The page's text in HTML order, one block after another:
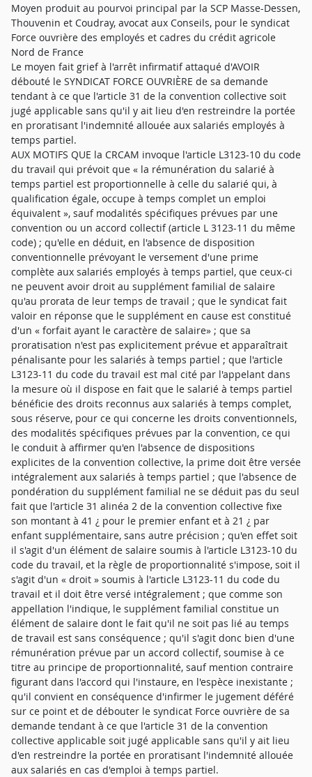
Moyen produit au pourvoi principal par la SCP Masse-Dessen,
Thouvenin et Coudray, avocat aux Conseils, pour le syndicat
Force ouvrière des employés et cadres du crédit agricole
Nord de France
Le moyen fait grief à l'arrêt infirmatif attaqué d'AVOIR
débouté le SYNDICAT FORCE OUVRIÈRE de sa demande
tendant à ce que l'article 31 de la convention collective soit
jugé applicable sans qu'il y ait lieu d'en restreindre la portée
en proratisant l'indemnité allouée aux salariés employés à
temps partiel.
AUX MOTIFS QUE la CRCAM invoque l'article L3123-10 du code
du travail qui prévoit que « la rémunération du salarié à
temps partiel est proportionnelle à celle du salarié qui, à
qualification égale, occupe à temps complet un emploi
équivalent », sauf modalités spécifiques prévues par une
convention ou un accord collectif (article L 3123-11 du même
code) ; qu'elle en déduit, en l'absence de disposition
conventionnelle prévoyant le versement d'une prime
complète aux salariés employés à temps partiel, que ceux-ci
ne peuvent avoir droit au supplément familial de salaire
qu'au prorata de leur temps de travail ; que le syndicat fait
valoir en réponse que le supplément en cause est constitué
d'un « forfait ayant le caractère de salaire» ; que sa
proratisation n'est pas explicitement prévue et apparaîtrait
pénalisante pour les salariés à temps partiel ; que l'article
L3123-11 du code du travail est mal cité par l'appelant dans
la mesure où il dispose en fait que le salarié à temps partiel
bénéficie des droits reconnus aux salariés à temps complet,
sous réserve, pour ce qui concerne les droits conventionnels,
des modalités spécifiques prévues par la convention, ce qui
le conduit à affirmer qu'en l'absence de dispositions
explicites de la convention collective, la prime doit être versée
intégralement aux salariés à temps partiel ; que l'absence de
pondération du supplément familial ne se déduit pas du seul
fait que l'article 31 alinéa 2 de la convention collective fixe
son montant à 41 ¿ pour le premier enfant et à 21 ¿ par
enfant supplémentaire, sans autre précision ; qu'en effet soit
il s'agit d'un élément de salaire soumis à l'article L3123-10 du
code du travail, et la règle de proportionnalité s'impose, soit il
s'agit d'un « droit » soumis à l'article L3123-11 du code du
travail et il doit être versé intégralement ; que comme son
appellation l'indique, le supplément familial constitue un
élément de salaire dont le fait qu'il ne soit pas lié au temps
de travail est sans conséquence ; qu'il s'agit donc bien d'une
rémunération prévue par un accord collectif, soumise à ce
titre au principe de proportionnalité, sauf mention contraire
figurant dans l'accord qui l'instaure, en l'espèce inexistante ;
qu'il convient en conséquence d'infirmer le jugement déféré
sur ce point et de débouter le syndicat Force ouvrière de sa
demande tendant à ce que l'article 31 de la convention
collective applicable soit jugé applicable sans qu'il y ait lieu
d'en restreindre la portée en proratisant l'indemnité allouée
aux salariés en cas d'emploi à temps partiel.